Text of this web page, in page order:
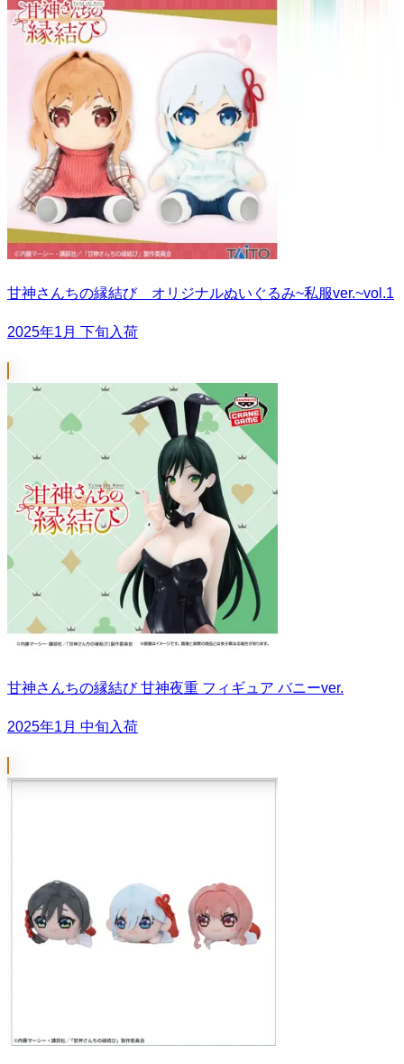
甘神さんちの縁結び オリジナルぬいぐるみ~私服ver.~vol.1
2025年1月 下旬入荷
甘神さんちの縁結び 甘神夜重 フィギュア バニーver.
2025年1月 中旬入荷